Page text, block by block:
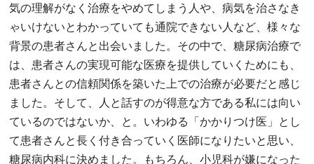
気の理解がなく治療をやめてしまう人や、病気を治さなき
ゃいけないとわかっていても通院できない人など、様々な
背景の患者さんと出会いました。その中で、糖尿病治療で
は、患者さんの実現可能な医療を提供していくためにも、
患者さんとの信頼関係を築いた上での治療が必要だと感じ
ました。そして、人と話すのが得意な方である私には向い
ているのではないか、と。いわゆる「かかりつけ医」とし
て患者さんと長く付き合っていく医師になりたいと思い、
糖尿病内科に決めました。もちろん、小児科が嫌になった